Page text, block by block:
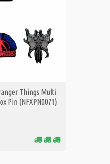
Things Multi
Pin (NFXPN0071)